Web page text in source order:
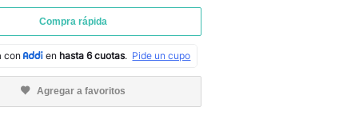
Compra rápida
Agregar a favoritos